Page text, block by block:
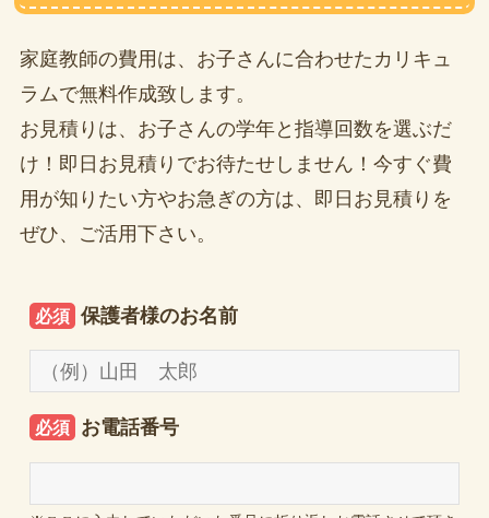
家庭教師の費用は、お子さんに合わせたカリキュ
ラムで無料作成致します。
お見積りは、お子さんの学年と指導回数を選ぶだ
け！即日お見積りでお待たせしません！今すぐ費
用が知りたい方やお急ぎの方は、即日お見積りを
ぜひ、ご活用下さい。
必須 保護者様のお名前
必須 お電話番号